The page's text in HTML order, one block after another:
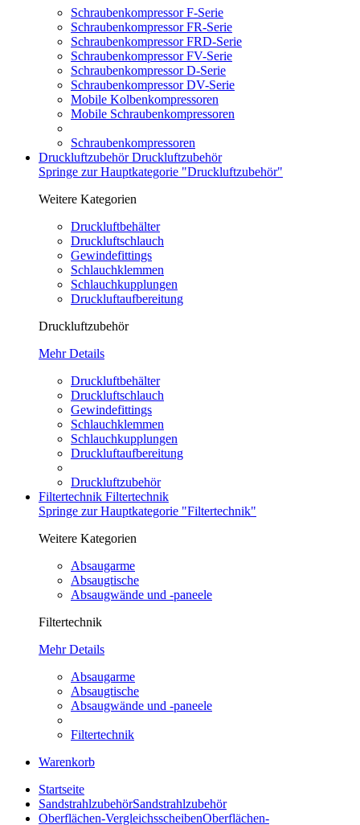
Schraubenkompressor F-Serie
Schraubenkompressor FR-Serie
Schraubenkompressor FRD-Serie
Schraubenkompressor FV-Serie
Schraubenkompressor D-Serie
Schraubenkompressor DV-Serie
Mobile Kolbenkompressoren
Mobile Schraubenkompressoren
Schraubenkompressoren
DruckluftzubehörDruckluftzubehör
Springe zur Hauptkategorie "Druckluftzubehör"
Weitere Kategorien
Druckluftbehälter
Druckluftschlauch
Gewindefittings
Schlauchklemmen
Schlauchkupplungen
Druckluftaufbereitung
Druckluftzubehör
Mehr Details
Druckluftbehälter
Druckluftschlauch
Gewindefittings
Schlauchklemmen
Schlauchkupplungen
Druckluftaufbereitung
Druckluftzubehör
Filtertechnik Filtertechnik
Springe zur Hauptkategorie "Filtertechnik"
Weitere Kategorien
Absaugarme
Absaugtische
Absaugwände und -paneele
Filtertechnik
Mehr Details
Absaugarme
Absaugtische
Absaugwände und -paneele
Filtertechnik
Warenkorb
Startseite
SandstrahlzubehörSandstrahlzubehör
Oberflächen-VergleichsscheibenOberflächen-